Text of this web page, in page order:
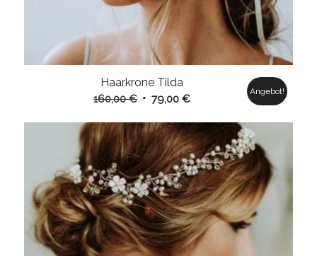
Haarkrone Tilda
160,00€ Ursprünglicher
war:
160,00 €
79,00 €Aktueller
ist:
79,00 €.
Angebot!